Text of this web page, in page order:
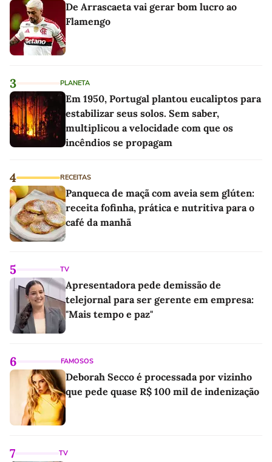
De Arrascaeta vai gerar bom lucro ao
Flamengo
3 PLANETA
Em 1950, Portugal plantou eucaliptos para
estabilizar seus solos. Sem saber,
multiplicou a velocidade com que os
incêndios se propagam
4 RECEITAS
Panqueca de maçã com aveia sem glúten:
receita fofinha, prática e nutritiva para o
café da manhã
5 TV
Apresentadora pede demissão de
telejornal para ser gerente em empresa:
"Mais tempo e paz"
6 FAMOSOS
Deborah Secco é processada por vizinho
que pede quase R$ 100 mil de indenização
7 TV